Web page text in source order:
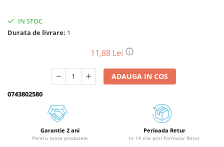
Motoburghie
Drujbe, fierastraie electrice
Consumabile drujbe, fierastraie
Drujbe electrice
Unelte electrice busteni
Mori cereale si batoze porumb
Batoze - mori desfacat porumb
IN STOC
Durata de livrare: 1
11,88 Lei
ADAUGA IN COS
0743802580
Garantie 2 ani
Pentru toate produsele
Perioada Retur
In 14 zile prin Formular Retur